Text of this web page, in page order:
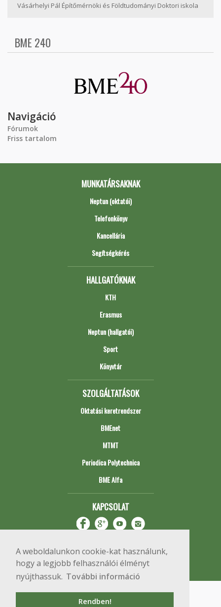
A weboldalunkon cookie-kat használunk,
hogy a legjobb felhasználói élményt
nyújthassuk. További információ
Rendben!
Vásárhelyi Pál Építőmérnöki és Földtudományi Doktori iskola
BME 240
Navigáció
Fórumok
Friss tartalom
MUNKATÁRSAKNAK
Neptun (oktatói)
Telefonkönyv
Kancellária
Segítségkérés
HALLGATÓKNAK
KTH
Erasmus
Neptun (hallgatói)
Sport
Könyvtár
SZOLGÁLTATÁSOK
Oktatási keretrendszer
BMEnet
MTMT
Periodica Polytechnica
BME Alfa
KAPCSOLAT
Copyright © 2020 BME Építőmérnöki Kar